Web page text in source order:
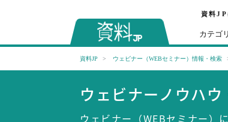
資料JP
カテゴリ
資料JP ウェビナー（WEBセミナー）情報・検索
ウェビナーノウハウ
ウェビナー（WEBセミナー）